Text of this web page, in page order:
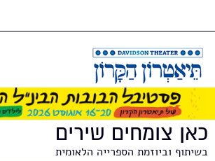
כאן צומחים שירים
בשיתוף וביוזמת הספרייה הלאומית